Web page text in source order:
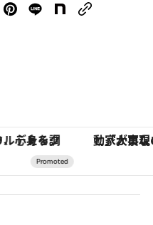
「大事なのは地域の意識を変えること」。ロレックス賞受賞の自然保護活動家が実現させたナイジェリアの自然環境の復活 【夏限定ディナーコース】旬を